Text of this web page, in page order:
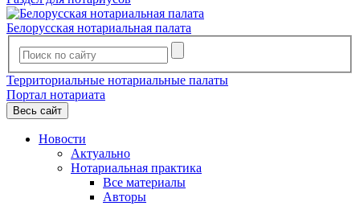
Белорусская нотариальная палата
Территориальные нотариальные палаты
Портал нотариата
Весь сайт
Новости
Актуально
Нотариальная практика
Все материалы
Авторы